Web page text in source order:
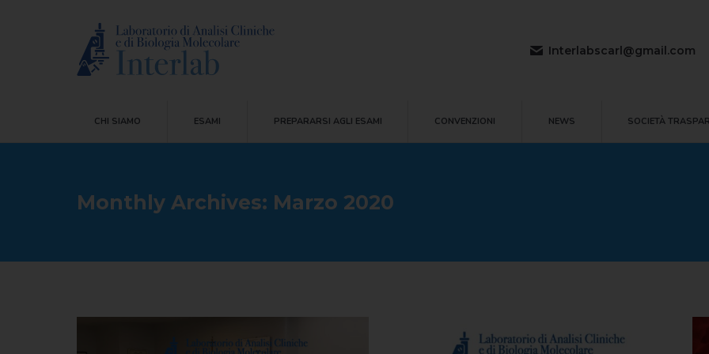
Interlabscarl@gmail.com
CHI SIAMO ESAMI PREPARARSI AGLI ESAMI CONVENZIONI NEWS SOCIETÀ
Monthly Archives: Marzo 2020